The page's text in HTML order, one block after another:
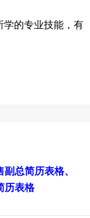
学的专业技能，有
副总简历表格、
历表格